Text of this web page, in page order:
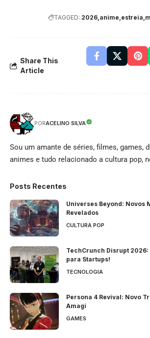
TAGGED: 2026 anime estreia
Share This
Article
PORACELINO SILVA
Sou um amante de séries, filmes, games,
animes e tudo relacionado a cultura pop,
Posts Recentes
Universes Beyond: Novos
Revelados
CULTURA POP
TechCrunch Disrupt 2026:
para Startups!
TECNOLOGIA
Persona 4 Revival: Novo
Amagi
GAMES